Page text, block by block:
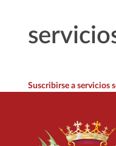
Suscribirse a servicios